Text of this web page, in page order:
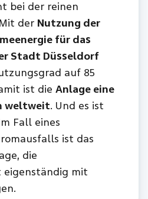
bei der reinen
der Nutzung der
für das
Stadt Düsseldorf
auf 85
ist die Anlage eine
weltweit. Und es ist
Fall eines
ist das
die
eigenständig mit